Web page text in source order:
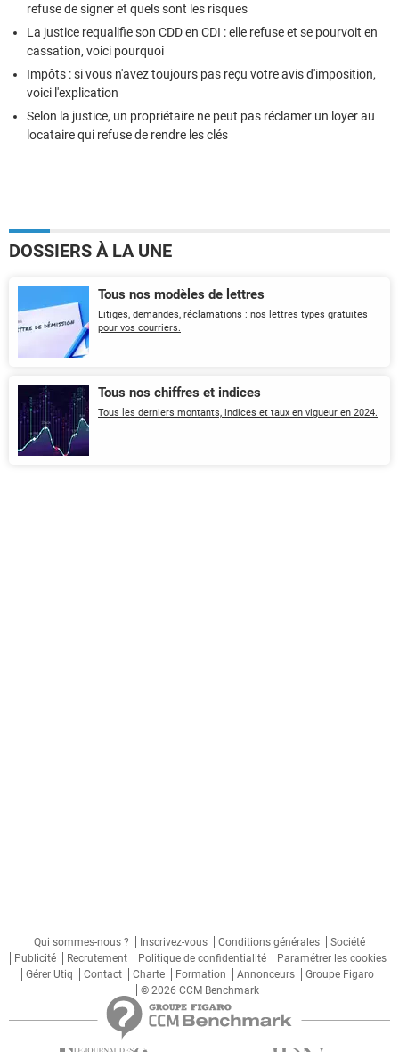
refuse de signer et quels sont les risques
La justice requalifie son CDD en CDI : elle refuse et se pourvoit en
cassation, voici pourquoi
Impôts : si vous n'avez toujours pas reçu votre avis d'imposition,
voici l'explication
Selon la justice, un propriétaire ne peut pas réclamer un loyer au
locataire qui refuse de rendre les clés
DOSSIERS À LA UNE
Tous nos modèles de lettres
Litiges, demandes, réclamations : nos lettres types gratuites
pour vos courriers.
Tous nos chiffres et indices
Tous les derniers montants, indices et taux en vigueur en 2024.
Qui sommes-nous ? Inscrivez-vous Conditions générales
Société
Publicité
Recrutement Politique de confidentialité
Paramétrer les cookies
Gérer Utiq
Contact Charte Formation Annonceurs
Groupe Figaro
© 2026 CCM Benchmark